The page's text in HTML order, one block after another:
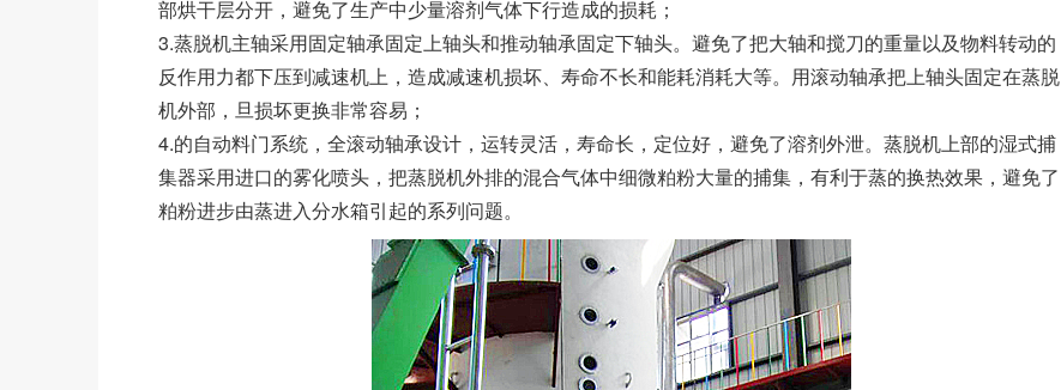
部烘干层分开，避免了生产中少量溶剂气体下行造成的损耗；
3.蒸脱机主轴采用固定轴承固定上轴头和推动轴承固定下轴头。避免了把大轴和搅刀的重量以及物料转动的
反作用力都下压到减速机上，造成减速机损坏、寿命不长和能耗消耗大等。用滚动轴承把上轴头固定在蒸脱
机外部，旦损坏更换非常容易；
4.的自动料门系统，全滚动轴承设计，运转灵活，寿命长，定位好，避免了溶剂外泄。蒸脱机上部的湿式捕
集器采用进口的雾化喷头，把蒸脱机外排的混合气体中细微粕粉大量的捕集，有利于蒸的换热效果，避免了
粕粉进步由蒸进入分水箱引起的系列问题。